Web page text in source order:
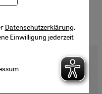
Datenschutzerklärung.
Einwilligung jederzeit